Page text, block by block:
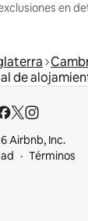
en
de
Airbnb, Inc.
Términos